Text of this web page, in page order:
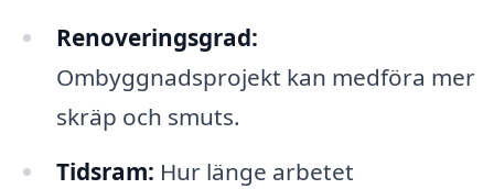
Renoveringsgrad:
Ombyggnadsprojekt kan medföra mer
skräp och smuts.
Tidsram: Hur länge arbetet